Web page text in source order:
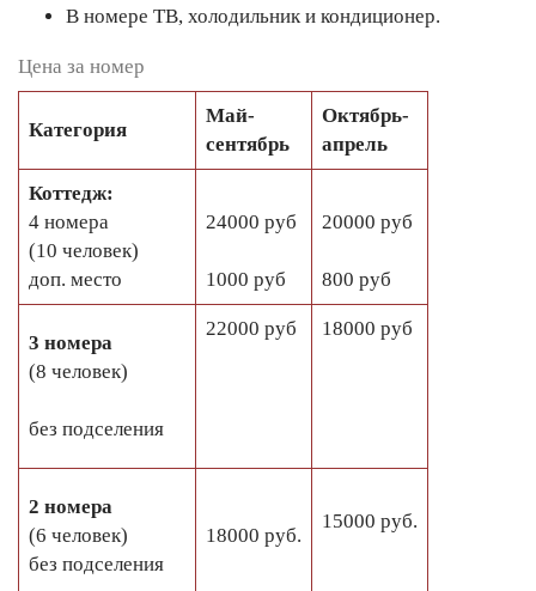
В номере ТВ, холодильник и кондиционер.
Цена за номер
Категория
Май-
сентябрь
Октябрь-
апрель
Коттедж:
4 номера
(10 человек)
доп. место
24000 руб
1000 руб
20000 руб
800 руб
3 номера
(8 человек)
без подселения
22000 руб 18000 руб
2 номера
(6 человек)
без подселения
18000 руб.
15000 руб.